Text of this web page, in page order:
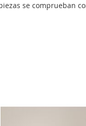
se comprueban